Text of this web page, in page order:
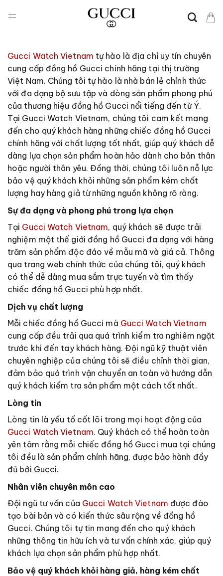
đến
Gucci Watch Vietnam tự hào là địa chỉ uy tín chuyên
cung cấp đồng hồ Gucci chính hãng tại thị trường
Việt Nam. Chúng tôi tự hào là nhà bán lẻ chính thức
với đa dạng bộ sưu tập và dòng sản phẩm phong phú
của thương hiệu đồng hồ Gucci nổi tiếng đến từ Ý.
Tại Gucci Watch Vietnam, chúng tôi cam kết mang
đến cho quý khách hàng những chiếc đồng hồ Gucci
chính hãng với chất lượng tốt nhất, giúp quý khách dễ
dàng lựa chọn sản phẩm hoàn hảo dành cho bản thân
hoặc người thân yêu. Đồng thời, chúng tôi luôn nỗ lực
bảo vệ quý khách khỏi những sản phẩm kém chất
lượng hay hàng giả từ những nguồn không rõ ràng.
Sự đa dạng và phong phú trong lựa chọn
Tại Gucci Watch Vietnam, quý khách sẽ được trải
nghiệm một thế giới đồng hồ Gucci đa dạng với hàng
trăm sản phẩm độc đáo về mẫu mã và giá cả. Thông
qua trang web chính thức của chúng tôi, quý khách
có thể dễ dàng mua sắm trực tuyến và tìm thấy
chiếc đồng hồ Gucci phù hợp nhất.
Dịch vụ chất lượng
Mỗi chiếc đồng hồ Gucci mà Gucci Watch Vietnam
cung cấp đều trải qua quá trình kiểm tra nghiêm ngặt
trước khi đến tay khách hàng. Đội ngũ kỹ thuật viên
chuyên nghiệp của chúng tôi sẽ điều chỉnh thời gian,
đảm bảo quá trình vận chuyển an toàn và hướng dẫn
quý khách kiểm tra sản phẩm một cách tốt nhất.
Lòng tin
Lòng tin là yếu tố cốt lõi trong mọi hoạt động của
Gucci Watch Vietnam. Quý khách có thể hoàn toàn
yên tâm rằng mỗi chiếc đồng hồ Gucci mua tại chúng
tôi đều là sản phẩm chính hãng, được bảo hành đầy
đủ bởi Gucci.
Nhân viên chuyên môn cao
Đội ngũ tư vấn của Gucci Watch Vietnam được đào
tạo bài bản và có kiến thức sâu rộng về đồng hồ
Gucci. Chúng tôi tự tin mang đến cho quý khách
những thông tin hữu ích và tư vấn chính xác, giúp quý
khách lựa chọn sản phẩm phù hợp nhất.
Bảo vệ quý khách khỏi hàng giả, hàng kém chất